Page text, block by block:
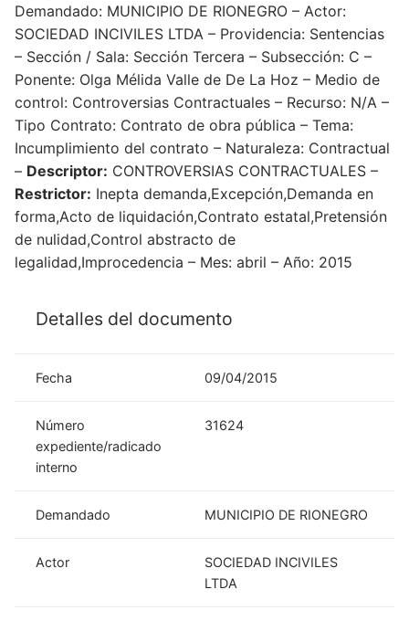
Demandado: MUNICIPIO DE RIONEGRO – Actor:
SOCIEDAD INCIVILES LTDA – Providencia: Sentencias
– Sección / Sala: Sección Tercera – Subsección: C –
Ponente: Olga Mélida Valle de De La Hoz – Medio de
control: Controversias Contractuales – Recurso: N/A –
Tipo Contrato: Contrato de obra pública – Tema:
Incumplimiento del contrato – Naturaleza: Contractual
– Descriptor: CONTROVERSIAS CONTRACTUALES –
Restrictor: Inepta demanda,Excepción,Demanda en
forma,Acto de liquidación,Contrato estatal,Pretensión
de nulidad,Control abstracto de
legalidad,Improcedencia – Mes: abril – Año: 2015
Detalles del documento
Fecha 09/04/2015
Número
expediente/radicado
interno
31624
Demandado MUNICIPIO DE RIONEGRO
Actor
SOCIEDAD INCIVILES
LTDA